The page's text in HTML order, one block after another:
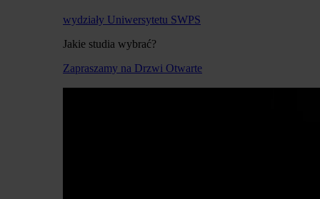
wydziały Uniwersytetu SWPS
Jakie studia wybrać?
Zapraszamy na Drzwi Otwarte